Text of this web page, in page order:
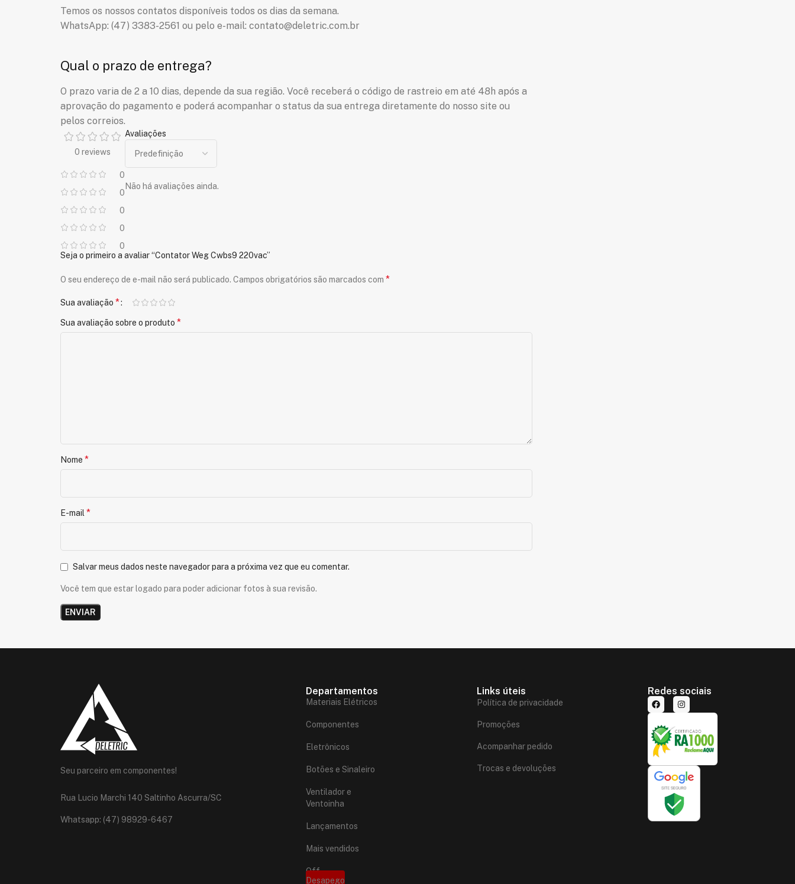
Temos os nossos contatos disponíveis todos os dias da semana.
WhatsApp: (47) 3383-2561 ou pelo e-mail: contato@deletric.com.br
Qual o prazo de entrega?
O prazo varia de 2 a 10 dias, depende da sua região. Você receberá o código de rastreio em até 48h após a
aprovação do pagamento e poderá acompanhar o status da sua entrega diretamente do nosso site ou
pelos correios.
0 reviews
0
0
0
0
0
Avaliações
Não há avaliações ainda.
Seja o primeiro a avaliar “Contator Weg Cwbs9 220vac”
O seu endereço de e-mail não será publicado. Campos obrigatórios são marcados com *
Sua avaliação *
Sua avaliação sobre o produto *
Nome *
E-mail *
Salvar meus dados neste navegador para a próxima vez que eu comentar.
Você tem que estar logado para poder adicionar fotos à sua revisão.
Seu parceiro em componentes!
Rua Lucio Marchi 140 Saltinho Ascurra/SC
Whatsapp: (47) 98929-6467
Departamentos
Materiais Elétricos
Componentes
Eletrônicos
Botões e Sinaleiro
Ventilador e
Ventoinha
Lançamentos
Mais vendidos
Off
Desapego
Links úteis
Política de privacidade
Promoções
Acompanhar pedido
Trocas e devoluções
Redes sociais